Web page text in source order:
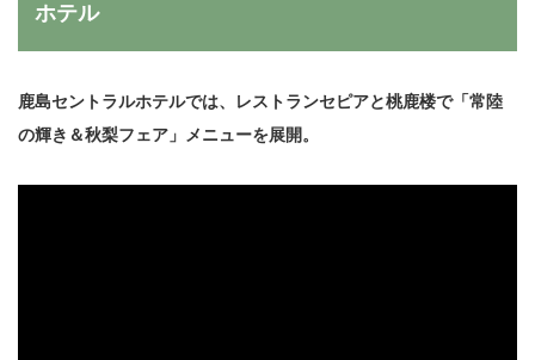
ホテル
鹿島セントラルホテルでは、レストランセピアと桃鹿楼で「常陸
の輝き＆秋梨フェア」メニューを展開。